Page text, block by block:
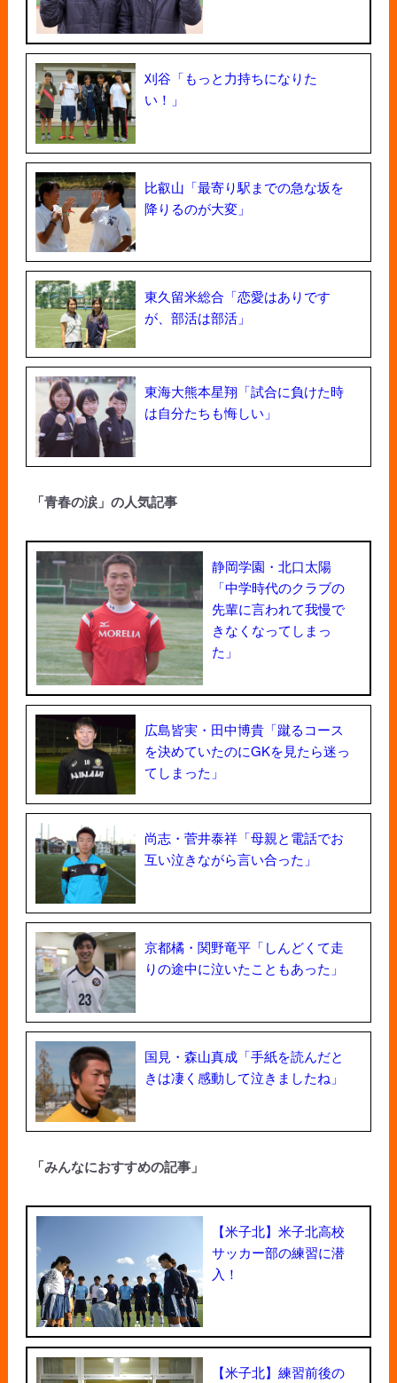
刈谷「もっと力持ちになりた
い！」
比叡山「最寄り駅までの急な坂を
降りるのが大変」
東久留米総合「恋愛はありです
が、部活は部活」
東海大熊本星翔「試合に負けた時
は自分たちも悔しい」
「青春の涙」の人気記事
静岡学園・北口太陽
「中学時代のクラブの
先輩に言われて我慢で
きなくなってしまっ
た」
広島皆実・田中博貴「蹴るコース
を決めていたのにGKを見たら迷っ
てしまった」
尚志・菅井泰祥「母親と電話でお
互い泣きながら言い合った」
京都橘・関野竜平「しんどくて走
りの途中に泣いたこともあった」
国見・森山真成「手紙を読んだと
きは凄く感動して泣きましたね」
「みんなにおすすめの記事」
【米子北】米子北高校
サッカー部の練習に潜
入！
【米子北】練習前後の